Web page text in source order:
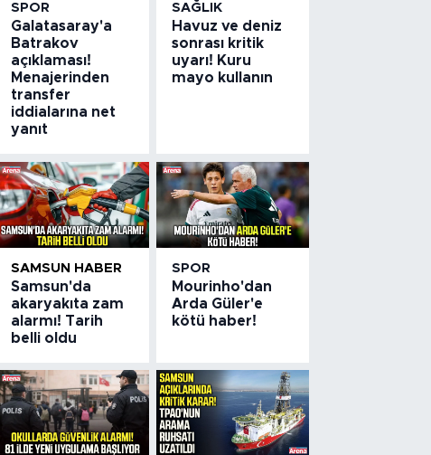
SPOR
Galatasaray'a
Batrakov
açıklaması!
Menajerinden
transfer
iddialarına net
yanıt
SAĞLIK
Havuz ve deniz
sonrası kritik
uyarı! Kuru
mayo kullanın
SAMSUN HABER
Samsun'da
akaryakıta zam
alarmı! Tarih
belli oldu
SPOR
Mourinho'dan
Arda Güler'e
kötü haber!